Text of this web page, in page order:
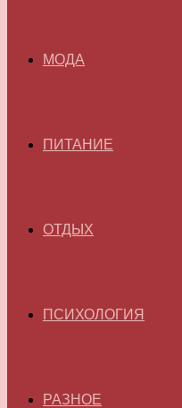
МОДА
ПИТАНИЕ
ОТДЫХ
ПСИХОЛОГИЯ
РАЗНОЕ